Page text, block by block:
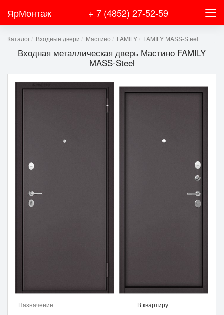
ЯрМонтаж + 7 (4852) 27-52-59
Каталог Входные двери Мастино FAMILY FAMILY МASS-Steel
Входная металлическая дверь Мастино FAMILY
МASS-Steel
Назначение
В квартиру